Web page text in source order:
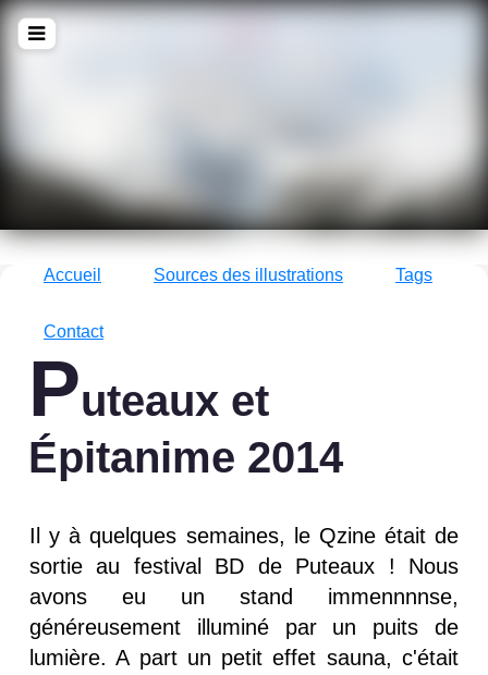
La culture avec un grand !Q
Accueil Sources des illustrations Tags
Contact
Puteaux et
Épitanime 2014
Il y à quelques semaines, le Qzine était de
sortie au festival BD de Puteaux ! Nous
avons eu un stand immennnnse,
généreusement illuminé par un puits de
lumière. A part un petit effet sauna, c'était